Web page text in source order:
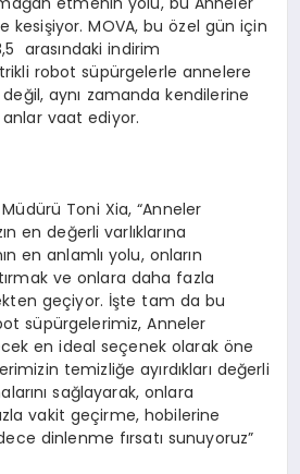
kesişiyor. MOVA, bu özel gün için
arasındaki indirim
robot süpürgelerle annelere
aynı zamanda kendilerine
vaat ediyor.
Toni Xia, “Anneler
en değerli varlıklarına
en anlamlı yolu, onların
ve onlara daha fazla
geçiyor. İşte tam da bu
süpürgelerimiz, Anneler
en ideal seçenek olarak öne
temizliğe ayırdıkları değerli
sağlayarak, onlara
vakit geçirme, hobilerine
dinlenme fırsatı sunuyoruz”